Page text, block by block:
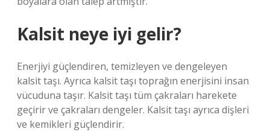
Kalsit neye iyi gelir?
Enerjiyi güçlendiren, temizleyen ve dengeleyen
kalsit taşı. Ayrıca kalsit taşı toprağın enerjisini insan
vücuduna taşır. Kalsit taşı tüm çakraları harekete
geçirir ve çakraları dengeler. Kalsit taşı ayrıca dişleri
ve kemikleri güçlendirir.